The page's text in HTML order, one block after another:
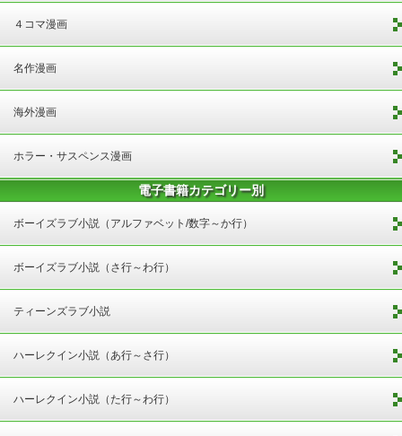
４コマ漫画
名作漫画
海外漫画
ホラー・サスペンス漫画
電子書籍カテゴリー別
ボーイズラブ小説（アルファベット/数字～か行）
ボーイズラブ小説（さ行～わ行）
ティーンズラブ小説
ハーレクイン小説（あ行～さ行）
ハーレクイン小説（た行～わ行）